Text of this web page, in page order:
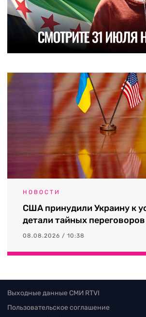
НОВОСТИ
США принудили Украину к
детали тайных переговоров
08.08.2026 / 10:38
Выходные данные СМИ RTVI
Пользовательское соглашение